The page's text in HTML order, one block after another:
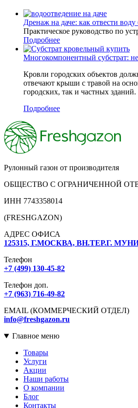
Дренаж на даче: как отвести
Практическое руководство по
Подробнее
Многокомпонентный субстрат:
Кровли городских объектов
отвечают крыши с травой на
городских, так и частных зданий.
Подробнее
Рулонный газон от производителя
ОБЩЕСТВО С ОГРАНИЧЕННОЙ
ИНН 7743358014
(FRESHGAZON)
АДРЕС ОФИСА
125315, Г.МОСКВА, ВН.ТЕР.Г.
Телефон
+7 (499) 130-45-82
Телефон доп.
+7 (963) 716-49-82
EMAIL (КОММЕРЧЕСКИЙ ОТДЕЛ)
info@freshgazon.ru
Главное меню
Товары
Услуги
Акции
Наши работы
О компании
Блог
Контакты